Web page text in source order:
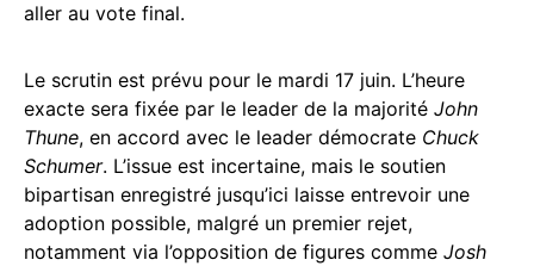
aller au vote final.
Le scrutin est prévu pour le mardi 17 juin. L’heure
exacte sera fixée par le leader de la majorité John
Thune, en accord avec le leader démocrate Chuck
Schumer. L’issue est incertaine, mais le soutien
bipartisan enregistré jusqu’ici laisse entrevoir une
adoption possible, malgré un premier rejet,
notamment via l’opposition de figures comme Josh